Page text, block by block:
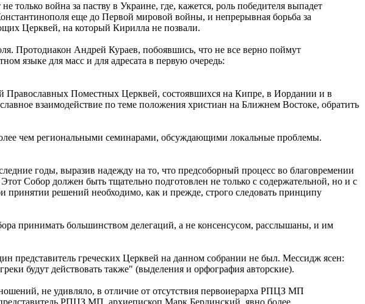
только война за паству в Украине, где, кажется, роль победителя выпадет
еще до Первой мировой войны, и непрерывная борьба за
Церквей, на который Кирилла не позвали.
Протодиакон Андрей Кураев, побоявшись, что не все верно поймут
языке для масс и для адресата в первую очередь:
Православных Поместных Церквей, состоявшихся на Кипре, в Иордании и в
взаимодействие по теме положения христиан на Ближнем Востоке, обратить
чем региональными семинарами, обсуждающими локальные проблемы.
годы, выразив надежду на то, что предсоборный процесс во благовремении
Собор должен быть тщательно подготовлен не только с содержательной, но и с
решений необходимо, как и прежде, строго следовать принципу
принимать большинством делегаций, а не консенсусом, расслышаны, и им
представитель греческих Церквей на данном собрании не был. Мессидж ясен:
будут действовать также" (выделения и орфография авторские).
не удивляло, в отличие от отсутствия первоиерарха РПЦЗ МП
РПЦЗ МП, архиепископ Марк Берлинский, явно более